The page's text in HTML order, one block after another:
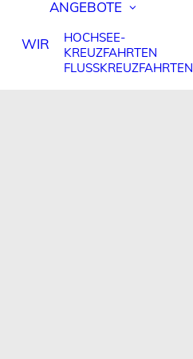
WIR
ANGEBOTE
HOCHSEE-
KREUZFAHRTEN
FLUSSKREUZFAHRTEN